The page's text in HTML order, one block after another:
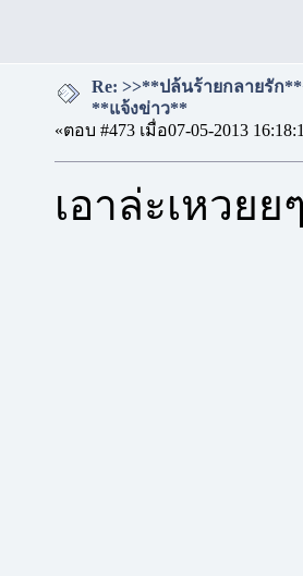
Re: >>**ปล้นร้ายกลายรัก
**แจ้งข่าว**
«ตอบ #473 เมื่อ07-05-2013
เอาล่ะเหวย